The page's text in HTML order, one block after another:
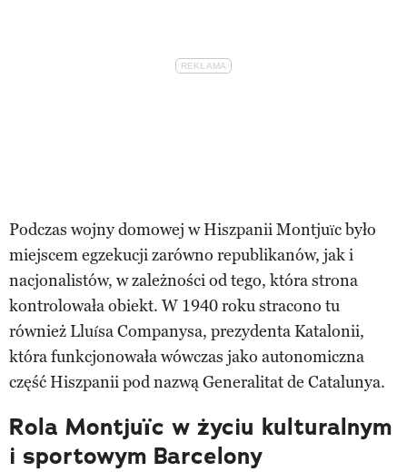
Podczas wojny domowej w Hiszpanii Montjuïc było
miejscem egzekucji zarówno republikanów, jak i
nacjonalistów, w zależności od tego, która strona
kontrolowała obiekt. W 1940 roku stracono tu
również Lluísa Companysa, prezydenta Katalonii,
która funkcjonowała wówczas jako autonomiczna
część Hiszpanii pod nazwą Generalitat de Catalunya.
Rola Montjuïc w życiu kulturalnym
i sportowym Barcelony